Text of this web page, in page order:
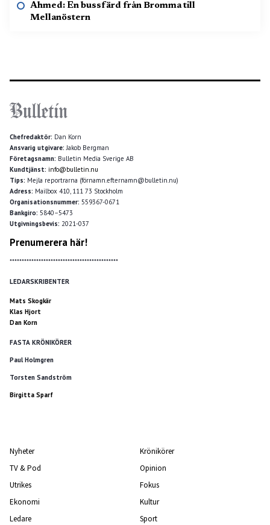
Ahmed: En bussfärd från Bromma till
Mellanöstern
Chefredaktör: Dan Korn
Ansvarig utgivare: Jakob Bergman
Företagsnamn: Bulletin Media Sverige AB
Kundtjänst: info@bulletin.nu
Tips: Mejla reportrarna (förnamn.efternamn@bulletin.nu)
Adress: Mailbox 410, 111 73 Stockholm
Organisationsnummer: 559367-0671
Bankgiro: 5840–5473
Utgivningsbevis: 2021-037
Prenumerera här!
*********************************************
LEDARSKRIBENTER
Mats Skogkär
Klas Hjort
Dan Korn
FASTA KRÖNIKÖRER
Paul Holmgren
Torsten Sandström
Birgitta Sparf
Nyheter
TV & Pod
Utrikes
Ekonomi
Ledare
Krönikörer
Opinion
Fokus
Kultur
Sport